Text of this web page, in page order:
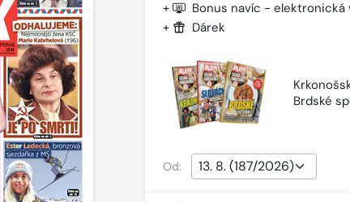
+ Bonus navíc - elektronická
+ Dárek
Brdské
Od: